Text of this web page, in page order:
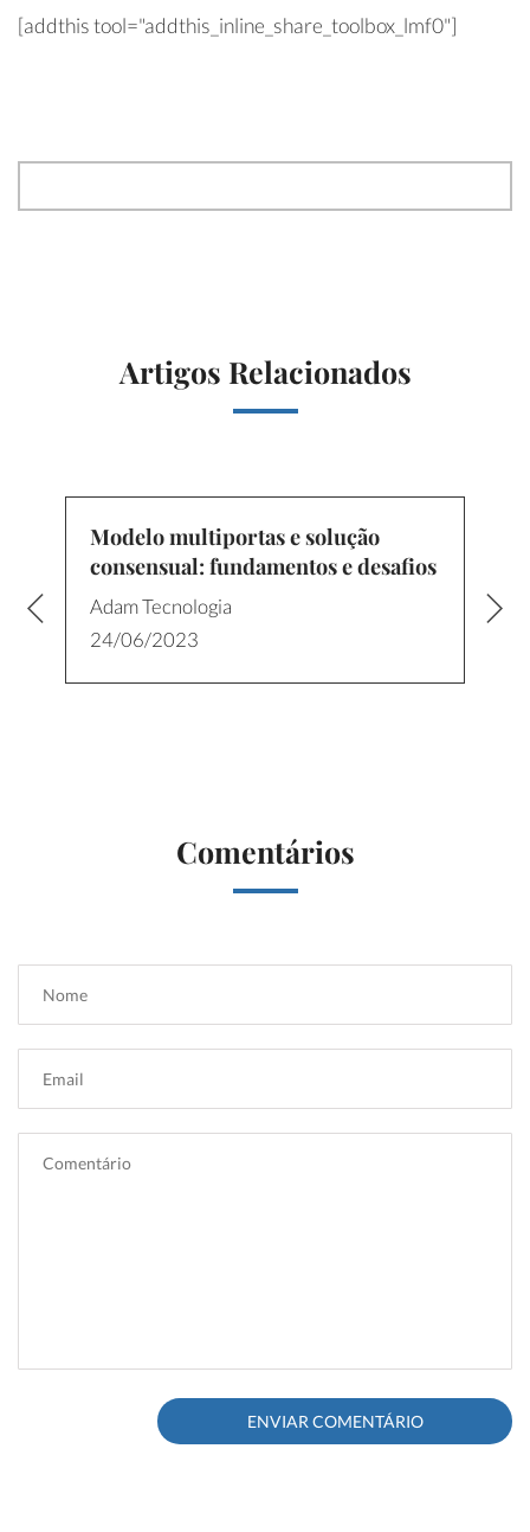
[addthis tool="addthis_inline_share_toolbox_lmf0"]
Artigos Relacionados
Modelo multiportas e solução
consensual: fundamentos e desafios
Adam Tecnologia
24/06/2023
Comentários